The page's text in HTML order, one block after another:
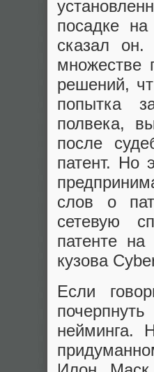
посадке
сказал
множестве
решений,
попытка
полвека,
после
патент. Но
слов о
сетевую
патенте
кузова
Если
нейминга.